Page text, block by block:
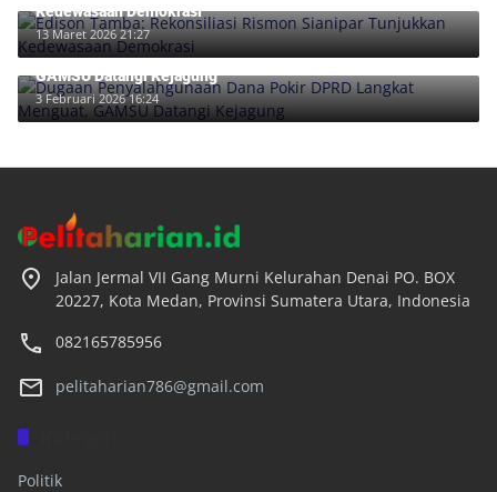
Kedewasaan Demokrasi
13 Maret 2026 21:27
Dugaan Penyalahgunaan Dana Pokir DPRD Langkat Menguat,
GAMSU Datangi Kejagung
3 Februari 2026 16:24
Jalan Jermal VII Gang Murni Kelurahan Denai PO. BOX
20227, Kota Medan, Provinsi Sumatera Utara, Indonesia
082165785956
pelitaharian786@gmail.com
Politik